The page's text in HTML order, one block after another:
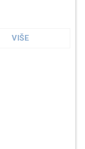
VIŠE